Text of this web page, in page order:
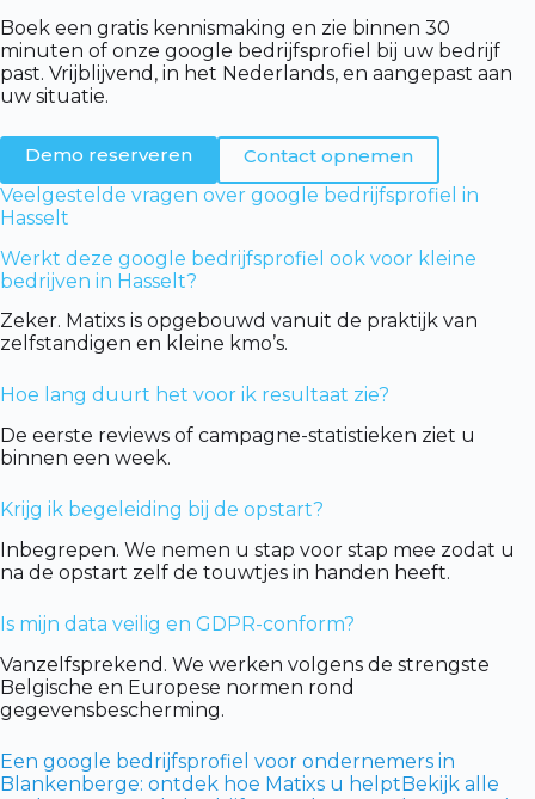
Boek een gratis kennismaking en zie binnen 30
minuten of onze google bedrijfsprofiel bij uw bedrijf
past. Vrijblijvend, in het Nederlands, en aangepast aan
uw situatie.
Demo reserveren
Contact opnemen
Veelgestelde vragen over google bedrijfsprofiel in
Hasselt
Werkt deze google bedrijfsprofiel ook voor kleine
bedrijven in Hasselt?
Zeker. Matixs is opgebouwd vanuit de praktijk van
zelfstandigen en kleine kmo’s.
Hoe lang duurt het voor ik resultaat zie?
De eerste reviews of campagne-statistieken ziet u
binnen een week.
Krijg ik begeleiding bij de opstart?
Inbegrepen. We nemen u stap voor stap mee zodat u
na de opstart zelf de touwtjes in handen heeft.
Is mijn data veilig en GDPR-conform?
Vanzelfsprekend. We werken volgens de strengste
Belgische en Europese normen rond
gegevensbescherming.
Een google bedrijfsprofiel voor ondernemers in
Blankenberge: ontdek hoe Matixs u helptBekijk alle